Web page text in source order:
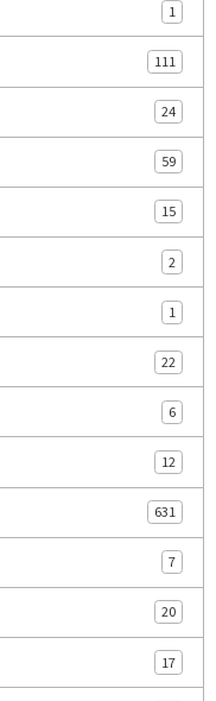
1
111
24
59
15
2
1
22
6
12
631
7
20
17